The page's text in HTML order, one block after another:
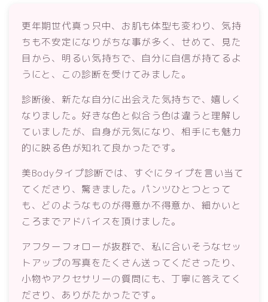
更年期世代真っ只中、お肌も体型も変わり、気持
ちも不安定になりがちな事が多く、せめて、見た
目から、明るい気持ちで、自分に自信が持てるよ
うにと、この診断を受けてみました。
診断後、新たな自分に出会えた気持ちで、嬉しく
なりました。好きな色と似合う色は違うと理解し
ていましたが、自身が元気になり、相手にも魅力
的に映る色が知れて良かったです。
美Bodyタイプ診断では、すぐにタイプを言い当て
てくださり、驚きました。パンツひとつとって
も、どのようなものが得意か不得意か、細かいと
ころまでアドバイスを頂けました。
アフターフォローが抜群で、私に合いそうなセッ
トアップの写真をたくさん送ってくださったり、
小物やアクセサリーの質問にも、丁寧に答えてく
ださり、ありがたかったです。